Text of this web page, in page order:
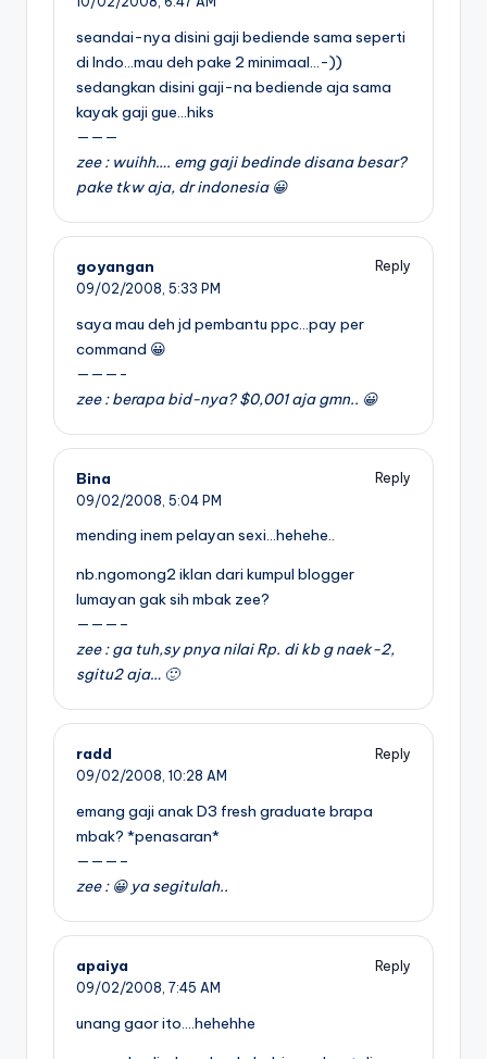
seandai-nya disini gaji bediende sama seperti
di Indo…mau deh pake 2 minimaal…-))
sedangkan disini gaji-na bediende aja sama
kayak gaji gue…hiks
———
zee : wuihh…. emg gaji bedinde disana besar?
pake tkw aja, dr indonesia 😀
goyangan
Reply
09/02/2008, 5:33 PM
saya mau deh jd pembantu ppc…pay per
command 😀
———-
zee : berapa bid-nya? $0,001 aja gmn.. 😀
Bina
Reply
09/02/2008, 5:04 PM
mending inem pelayan sexi…hehehe..
nb.ngomong2 iklan dari kumpul blogger
lumayan gak sih mbak zee?
———–
zee : ga tuh,sy pnya nilai Rp. di kb g naek-2,
sgitu2 aja… 🙂
radd
Reply
09/02/2008, 10:28 AM
emang gaji anak D3 fresh graduate brapa
mbak? *penasaran*
———–
zee : 😀 ya segitulah..
apaiya
Reply
09/02/2008, 7:45 AM
unang gaor ito….hehehhe